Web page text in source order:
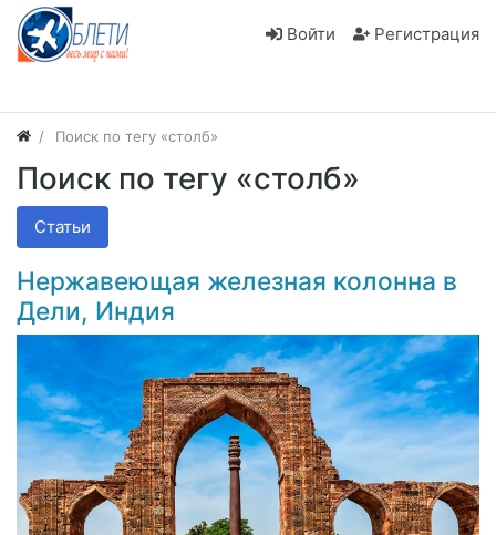
Войти Регистрация
Поиск по тегу «столб»
Поиск по тегу «столб»
Статьи
Нержавеющая железная колонна в
Дели, Индия